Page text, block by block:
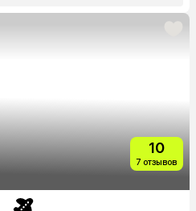
10
7 отзывов